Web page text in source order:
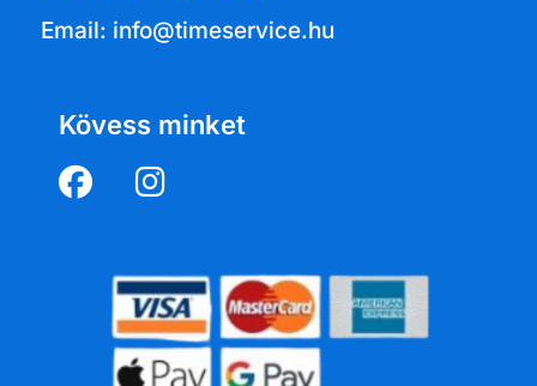
Email: info@timeservice.hu
Kövess minket